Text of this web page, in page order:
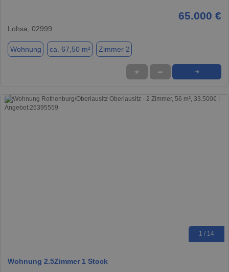
65.000 €
Lohsa, 02999
Wohnung ca. 67,50 m² Zimmer 2
★ ➦ ➜
1 / 14
Wohnung 2.5Zimmer 1 Stock